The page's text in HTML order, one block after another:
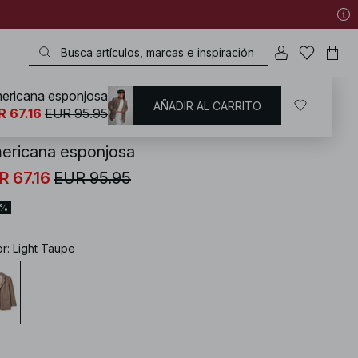
/ Americanas
esponjosa
67.16 EUR 95.95
: Light Taupe
esponjosa
67.16 EUR 95.95 AÑADIR AL CARRITO